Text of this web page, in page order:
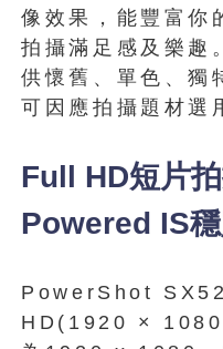
像效果，能豐富你
拍攝滿足感及樂趣
供懷舊、單色、獨
可因應拍攝題材選
Full HD短片
Powered IS
PowerShot
HD(1920 ×